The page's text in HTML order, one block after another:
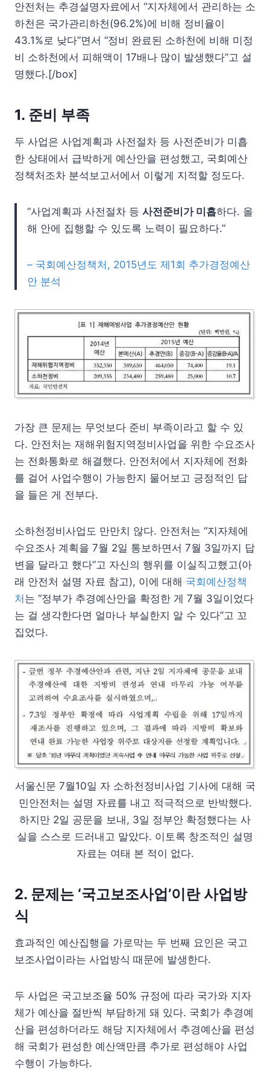
안전처는 추경설명자료에서 “지자체에서 관리하는 소
하천은 국가관리하천(96.2%)에 비해 정비율이
43.1%로 낮다”면서 “정비 완료된 소하천에 비해 미정
비 소하천에서 피해액이 17배나 많이 발생했다”고 설
명했다.[/box]
1. 준비 부족
두 사업은 사업계획과 사전절차 등 사전준비가 미흡
한 상태에서 급박하게 예산안을 편성했고, 국회예산
정책처조차 분석보고서에서 이렇게 지적할 정도다.
“사업계획과 사전절차 등 사전준비가 미흡하다. 올
해 안에 집행할 수 있도록 노력이 필요하다.”
– 국회예산정책처, 2015년도 제1회 추가경정예산
안 분석
가장 큰 문제는 무엇보다 준비 부족이라고 할 수 있
다. 안전처는 재해위험지역정비사업을 위한 수요조사
는 전화통화로 해결했다. 안전처에서 지자체에 전화
를 걸어 사업수행이 가능한지 물어보고 긍정적인 답
을 들은 게 전부다.
소하천정비사업도 만만치 않다. 안전처는 “지자체에
수요조사 계획을 7월 2일 통보하면서 7월 3일까지 답
변을 달라고 했다”고 자신의 행위를 이실직고했고(아
래 안전처 설명 자료 참고), 이에 대해 국회예산정책
처 는 “정부가 추경예산안을 확정한 게 7월 3일이었다
는 걸 생각한다면 얼마나 부실한지 알 수 있다”고 꼬
집었다.
서울신문 7월10일 자 소하천정비사업 기사에 대해 국
민안전처는 설명 자료를 내고 적극적으로 반박했다.
하지만 2일 공문을 보내, 3일 정부안 확정했다는 사
실을 스스로 드러내고 말았다. 이토록 창조적인 설명
자료는 여태 본 적이 없다.
2. 문제는 ‘국고보조사업’이란 사업방
식
효과적인 예산집행을 가로막는 두 번째 요인은 국고
보조사업이라는 사업방식 때문에 발생한다.
두 사업은 국고보조율 50% 규정에 따라 국가와 지자
체가 예산을 절반씩 부담하게 돼 있다. 국회가 추경예
산을 편성하더라도 해당 지자체에서 추경예산을 편성
해 국회가 편성한 예산액만큼 추가로 편성해야 사업
수행이 가능하다.